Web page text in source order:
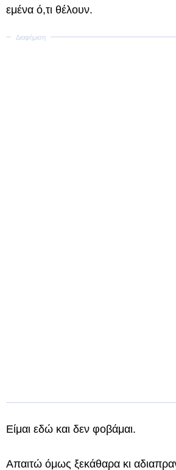
εμένα ό,τι θέλουν.
Είμαι εδώ και δεν φοβάμαι.
Απαιτώ όμως ξεκάθαρα κι